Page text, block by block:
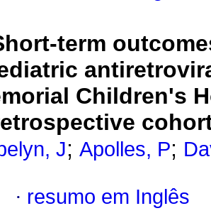
term
Children's
J; Apolles, P;
· resumo em Inglês